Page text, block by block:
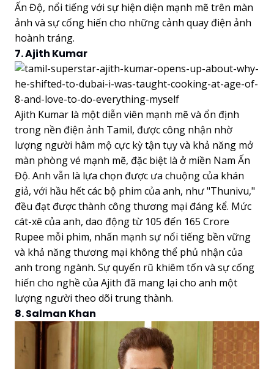
Ấn Độ, nổi tiếng với sự hiện diện mạnh mẽ trên màn
ảnh và sự cống hiến cho những cảnh quay điện ảnh
hoành tráng.
7. Ajith Kumar
Ajith Kumar là một diễn viên mạnh mẽ và ổn định
trong nền điện ảnh Tamil, được công nhận nhờ
lượng người hâm mộ cực kỳ tận tụy và khả năng mở
màn phòng vé mạnh mẽ, đặc biệt là ở miền Nam Ấn
Độ. Anh vẫn là lựa chọn được ưa chuộng của khán
giả, với hầu hết các bộ phim của anh, như "Thunivu,"
đều đạt được thành công thương mại đáng kể. Mức
cát-xê của anh, dao động từ 105 đến 165 Crore
Rupee mỗi phim, nhấn mạnh sự nổi tiếng bền vững
và khả năng thương mại không thể phủ nhận của
anh trong ngành. Sự quyến rũ khiêm tốn và sự cống
hiến cho nghề của Ajith đã mang lại cho anh một
lượng người theo dõi trung thành.
8. Salman Khan